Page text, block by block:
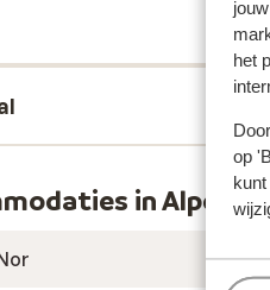
het
op
in Alpe